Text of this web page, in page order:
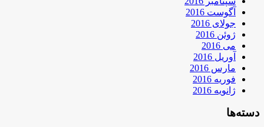
آگوست 2016
جولای 2016
ژوئن 2016
می 2016
آوریل 2016
مارس 2016
فوریه 2016
ژانویه 2016
دسته‌ها